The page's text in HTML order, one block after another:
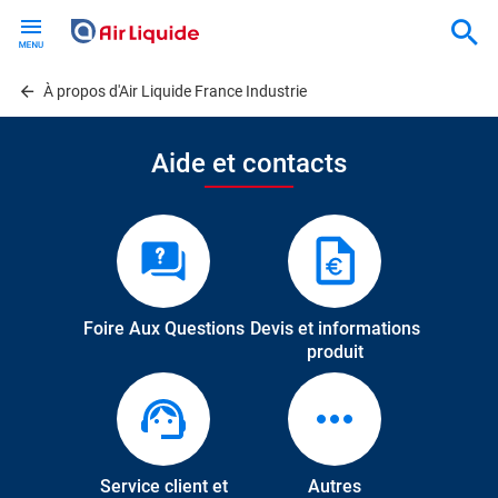
contentÀ propos d'Air Liquide France Industrie
Aide et contacts
Foire Aux Questions Devis et informations
produit
Service client et
Autres